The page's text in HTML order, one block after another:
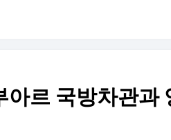
아르 국방차관과